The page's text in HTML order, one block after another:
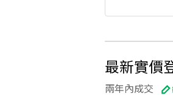
最新實價
兩年內成交